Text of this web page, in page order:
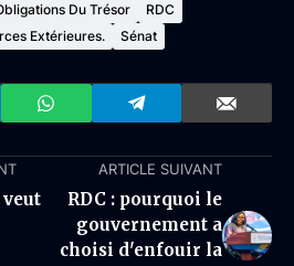
Du Trésor
RDC
Extérieures. Sénat
ARTICLE SUIVANT
RDC : pourquoi le
gouvernement a
choisi d'enfouir la